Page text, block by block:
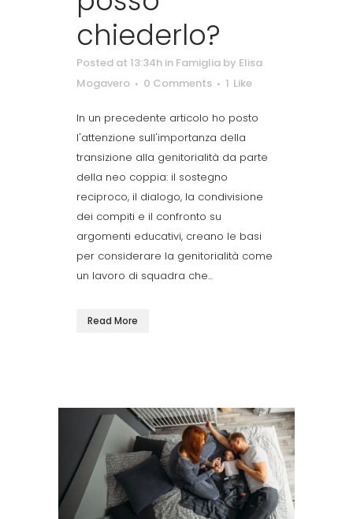
chiederlo?
Posted at 13:34h in Famiglia by Elisa
Mogavero
0 Comments 1 Like
In un precedente articolo ho posto
l'attenzione sull'importanza della
transizione alla genitorialità da parte
della neo coppia: il sostegno
reciproco, il dialogo, la condivisione
dei compiti e il confronto su
argomenti educativi, creano le basi
per considerare la genitorialità come
un lavoro di squadra che...
Read More